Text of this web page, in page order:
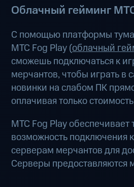
Облачный гейминг
С помощью платформы
МТС Fog Play (облачный
сможешь подключаться к
мерчантов, чтобы играть в
новинки на слабом ПК
оплачивая только
МТС Fog Play обеспечивает
возможность подключения
серверам мерчантов для
Серверы предоставляются